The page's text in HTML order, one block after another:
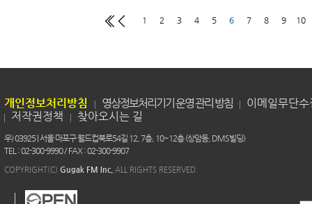
1 2 3 4 5 6 7 8 9 10
개인정보처리방침 영상정보처리기기 운영 관리 방침
이메일무단
저작권정책
찾아오시는 길
우) 03925 | 서울 마포구 월드컵북로54길 12, 7층, 10~12층 (상암동, DMS빌딩)
TEL : 02-300-9990 / FAX : 02-300-9907
COPYRIGHT(C) Gugak FM Inc. ALL RIGHTS RESERVED.